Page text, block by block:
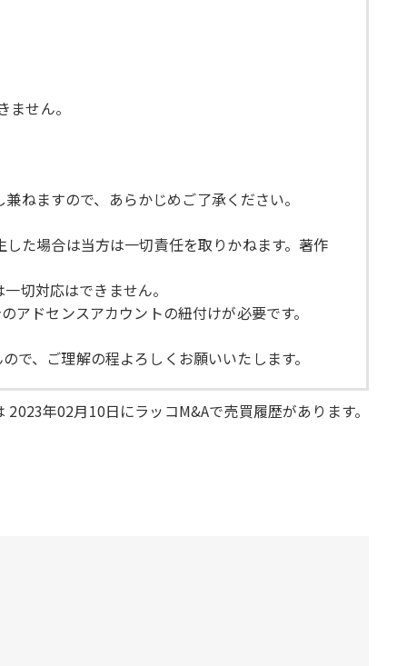
せん。
ねますので、あらかじめご了承ください。
た場合は当方は一切責任を取りかねます。著作
切対応はできません。
ドセンスアカウントの紐付けが必要です。
、ご理解の程よろしくお願いいたします。
2023年02月10日にラッコM&Aで売買履歴があります。